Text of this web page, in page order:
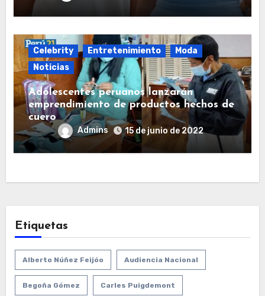
Celebrity Entretenimiento
Moda
Noticias
Adolescentes peruanos lanzarán
emprendimiento de productos hechos de
cuero
Admins 15 de junio de 2022
Etiquetas
Alberto Núñez Feijóo Audiencia Nacional
Begoña Gómez Carles Puigdemont